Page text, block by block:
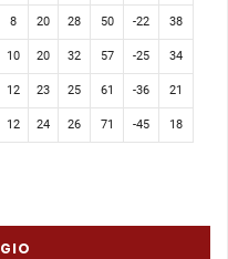
8 20 28 50 -22 38
10 20 32 57 -25 34
12 23 25 61 -36 21
12 24 26 71 -45 18